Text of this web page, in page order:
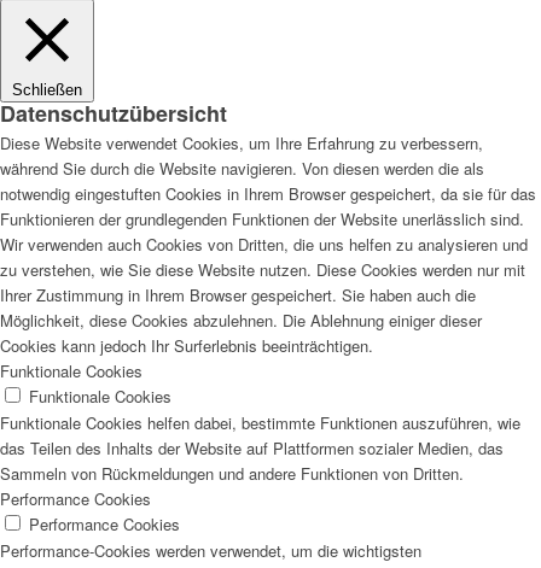
Schließen
Datenschutzübersicht
Diese Website verwendet Cookies, um Ihre Erfahrung zu verbessern,
während Sie durch die Website navigieren. Von diesen werden die als
notwendig eingestuften Cookies in Ihrem Browser gespeichert, da sie für das
Funktionieren der grundlegenden Funktionen der Website unerlässlich sind.
Wir verwenden auch Cookies von Dritten, die uns helfen zu analysieren und
zu verstehen, wie Sie diese Website nutzen. Diese Cookies werden nur mit
Ihrer Zustimmung in Ihrem Browser gespeichert. Sie haben auch die
Möglichkeit, diese Cookies abzulehnen. Die Ablehnung einiger dieser
Cookies kann jedoch Ihr Surferlebnis beeinträchtigen.
Funktionale Cookies
Funktionale Cookies
Funktionale Cookies helfen dabei, bestimmte Funktionen auszuführen, wie
das Teilen des Inhalts der Website auf Plattformen sozialer Medien, das
Sammeln von Rückmeldungen und andere Funktionen von Dritten.
Performance Cookies
Performance Cookies
Performance-Cookies werden verwendet, um die wichtigsten